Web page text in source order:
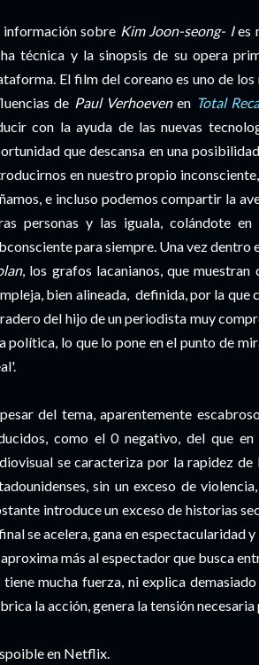
información sobre Kim Joon-seong- Ies
técnica y la sinopsis de su opera
El film del coreano es uno de
de Paul Verhoevenen Total
con la ayuda de las nuevas
que descansa en una
en nuestro propio
e incluso podemos compartir la
personas y las iguala, colándote
para siempre. Una vez dentro
, los grafos lacanianos, que
bien alineada, definida, por la que
del hijo de un periodista muy
política, lo que lo pone en el punto de
del tema, aparentemente
como el 0 negativo, del que
se caracteriza por la rapidez
sin un exceso de
introduce un exceso de historias
se acelera, gana en espectacularidad
más al espectador que busca
tiene mucha fuerza, ni explica
la acción, genera la tensión
en Netflix.